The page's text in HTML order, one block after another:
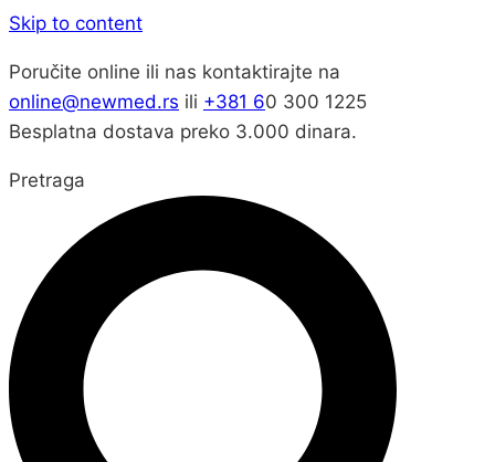
Skip to content
Poručite online ili nas kontaktirajte na
online@newmed.rs ili +381 60 300 1225
Besplatna dostava preko 3.000 dinara.
Pretraga